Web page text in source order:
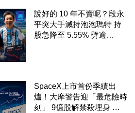
說好的 10 年不賣呢？段永
平突大手減持泡泡瑪特 持
股急降至 5.55% 劈逾
SpaceX上市首份季績出
爐！大摩警告迎「最危險時
刻」 9億股解禁殺埋身 拆